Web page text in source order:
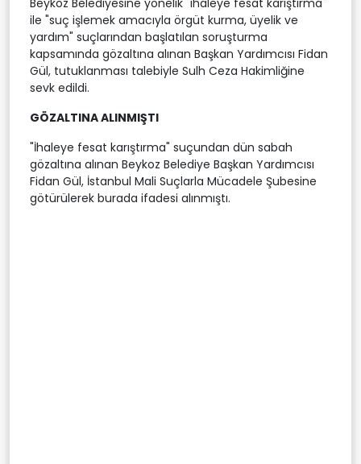
ile "suç işlemek amacıyla örgüt kurma, üyelik ve
yardım" suçlarından başlatılan soruşturma
kapsamında gözaltına alınan Başkan Yardımcısı Fidan
Gül, tutuklanması talebiyle Sulh Ceza Hakimliğine
sevk edildi.
GÖZALTINA ALINMIŞTI
"İhaleye fesat karıştırma" suçundan dün sabah
gözaltına alınan Beykoz Belediye Başkan Yardımcısı
Fidan Gül, İstanbul Mali Suçlarla Mücadele Şubesine
götürülerek burada ifadesi alınmıştı.